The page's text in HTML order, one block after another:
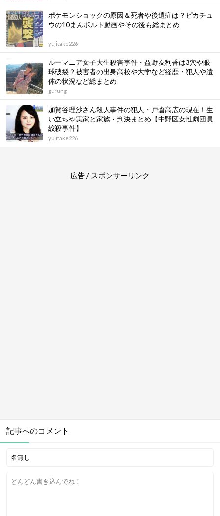
ポケモンショックの原因＆死者や後遺症は？ピカチュ
ウの10まんボルト動画やその後も総まとめ
yujitake226
ルーマニア女子大生殺害事件・益野友利香は3穴や眼
球破裂？被害者の出身高校や大学など経歴・犯人や遺
体の状況など総まとめ
gurung
加賀谷理沙さん殺人事件の犯人・戸倉高広の現在！生
い立ちや実家と家族・判決まとめ【中野区女性劇団員
絞殺事件】
yujitake226
広告 / スポンサーリンク
記事へのコメント